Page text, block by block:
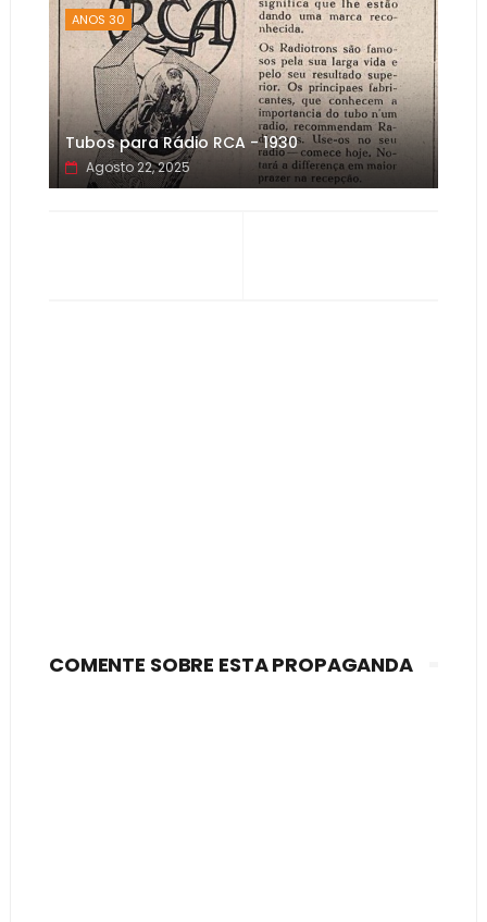
ANOS 30
Tubos para Rádio RCA - 1930
Agosto 22, 2025
COMENTE SOBRE ESTA PROPAGANDA